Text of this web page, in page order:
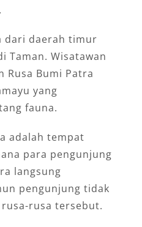
dari daerah timur
Taman. Wisatawan
Rusa Bumi Patra
yang
fauna.
adalah tempat
para pengunjung
langsung
pengunjung tidak
rusa tersebut.